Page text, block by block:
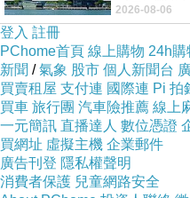
商
http://
ail.jsp?
2026-08-06
登入 註冊
PChome首頁 線上購物 24h購
新聞 /氣象 股市 個人新聞台
買賣租屋 支付連 國際連 Pi 拍
買車 旅行團 汽車險推薦 線上
一元簡訊 直播達人 數位憑證
買網址 虛擬主機 企業郵件
廣告刊登 隱私權聲明
消費者保護 兒童網路安全